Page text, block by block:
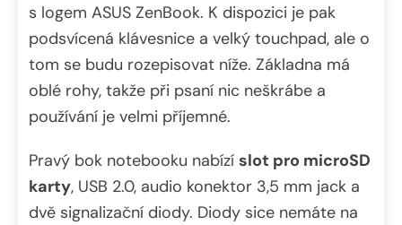
s logem ASUS ZenBook. K dispozici je pak
podsvícená klávesnice a velký touchpad, ale o
tom se budu rozepisovat níže. Základna má
oblé rohy, takže při psaní nic neškrábe a
používání je velmi příjemné.
Pravý bok notebooku nabízí slot pro microSD
karty, USB 2.0, audio konektor 3,5 mm jack a
dvě signalizační diody. Diody sice nemáte na